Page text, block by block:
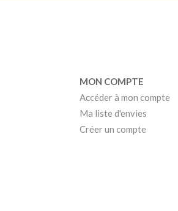
MON COMPTE
Accéder à mon compte
Ma liste d'envies
Créer un compte